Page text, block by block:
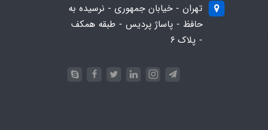
تهران - خیابان جمهوری - نرسیده به
حافظ - پاساژ پردیس - طبقه همکف
- پلاک ۶